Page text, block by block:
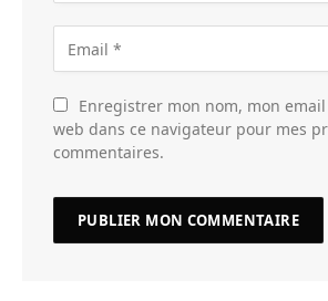
Enregistrer mon nom, mon
web dans ce navigateur pour mes
commentaires.